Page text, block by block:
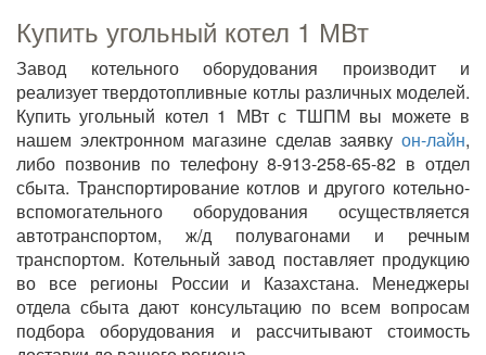
Купить угольный котел 1 МВт
Завод котельного оборудования производит и
реализует твердотопливные котлы различных моделей.
Купить угольный котел 1 МВт с ТШПМ вы можете в
нашем электронном магазине сделав заявку он-лайн,
либо позвонив по телефону 8-913-258-65-82 в отдел
сбыта. Транспортирование котлов и другого котельно-
вспомогательного оборудования осуществляется
автотранспортом, ж/д полувагонами и речным
транспортом. Котельный завод поставляет продукцию
во все регионы России и Казахстана. Менеджеры
отдела сбыта дают консультацию по всем вопросам
подбора оборудования и рассчитывают стоимость